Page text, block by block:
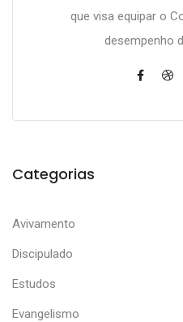
que visa equipar o
desempenho
Categorias
Avivamento
Discipulado
Estudos
Evangelismo